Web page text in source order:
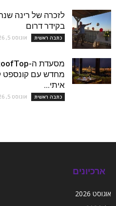
לזכרה של רינה
בקידר דרום
כתבה ראשית אוגוסט 5, 2026
מחדש עם קונספט
איתי...
כתבה ראשית אוגוסט 5, 2026
ארכיונים
אוגוסט 2026